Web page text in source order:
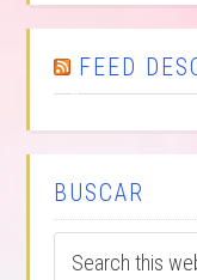
FEED
BUSCAR